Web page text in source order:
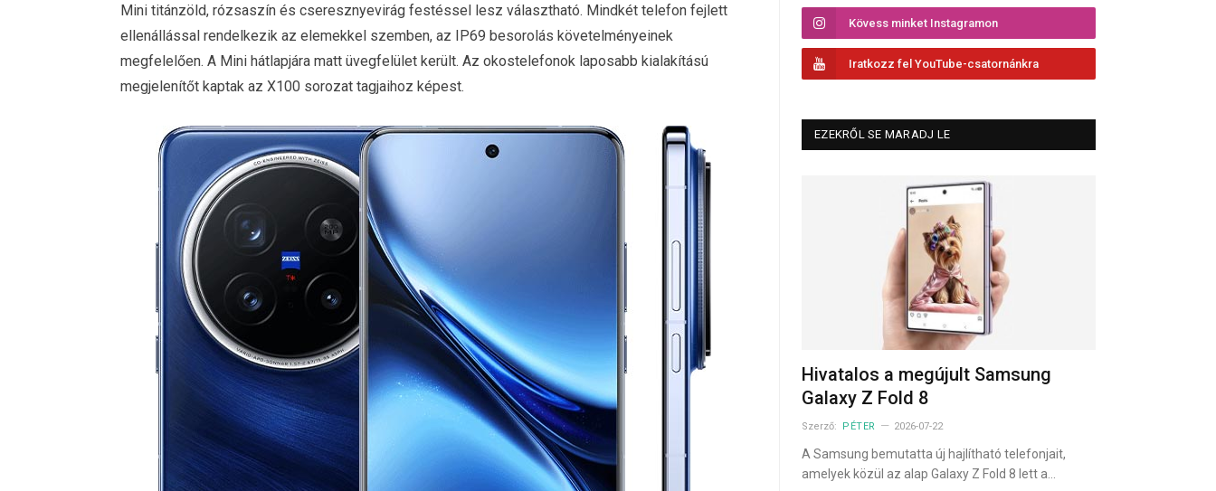
Mini titánzöld, rózsaszín és cseresznyevirág festéssel lesz választható. Mindkét telefon fejlett
ellenállással rendelkezik az elemekkel szemben, az IP69 besorolás követelményeinek
megfelelően. A Mini hátlapjára matt üvegfelület került. Az okostelefonok laposabb kialakítású
megjelenítőt kaptak az X100 sorozat tagjaihoz képest.
Kövess minket Instagramon
Iratkozz fel YouTube-csatornánkra
EZEKRŐL SE MARADJ LE
Hivatalos a megújult Samsung
Galaxy Z Fold 8
Szerző: PÉTER 2026-07-22
A Samsung bemutatta új hajlítható telefonjait,
amelyek közül az alap Galaxy Z Fold 8 lett a…